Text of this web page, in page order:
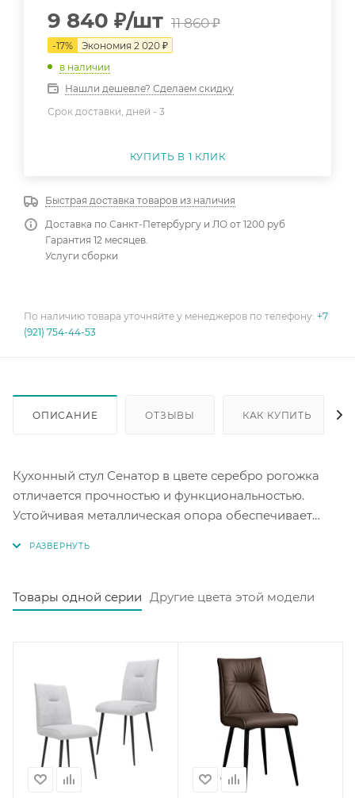
9 840 ₽/шт 11 860₽
-17% Экономия 2 020 ₽
в наличии
Нашли дешевле? Сделаем скидку
Срок доставки, дней - 3
КУПИТЬ В 1 КЛИК
Быстрая доставка товаров из наличия
Доставка по Санкт-Петербургу и ЛО от 1200 руб
Гарантия 12 месяцев.
Услуги сборки
По наличию товара уточняйте у менеджеров по телефону: +7
(921) 754-44-53
ОПИСАНИЕ ОТЗЫВЫ КАК КУПИТЬ
Кухонный стул Сенатор в цвете серебро рогожка
отличается прочностью и функциональностью.
Устойчивая металлическая опора обеспечивает
отличным дополнением к кухонному интерьеру и
добавит в него уют. Стулья продаются комплектом
Продается только комплектом 2 шт, цена за
комплект.
Товары одной серии Другие цвета этой модели